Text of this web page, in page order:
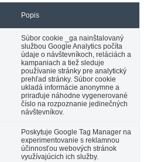
Popis
Súbor cookie _ga nainštalovaný
službou Google Analytics počíta
údaje o návštevníkoch, reláciách a
kampaniach a tiež sleduje
používanie stránky pre analytický
prehľad stránky. Súbor cookie
ukladá informácie anonymne a
priraďuje náhodne vygenerované
číslo na rozpoznanie jedinečných
návštevníkov.
Poskytuje Google Tag Manager na
experimentovanie s reklamnou
účinnosťou webových stránok
využívajúcich ich služby.